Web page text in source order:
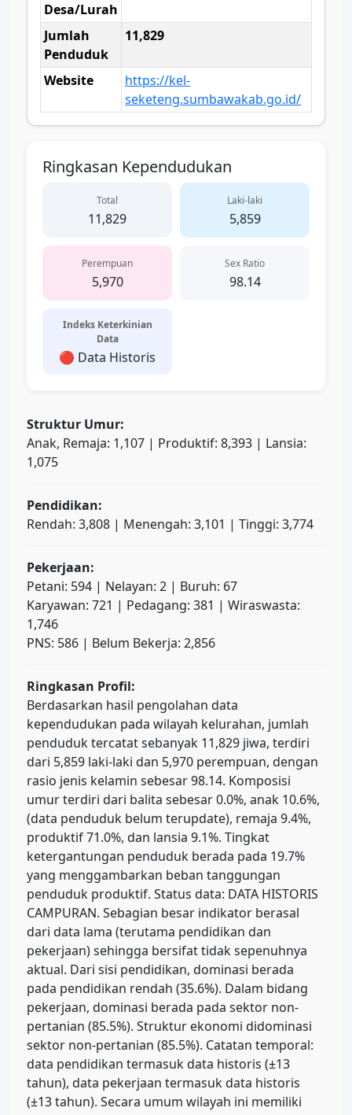
Desa/Lurah
Jumlah
Penduduk
11,829
Website
https://kel-
seketeng.sumbawakab.go.id/
Ringkasan Kependudukan
Total
11,829
Laki-laki
5,859
Perempuan
5,970
Sex Ratio
98.14
Indeks Keterkinian
Data
🔴 Data Historis
Struktur Umur:
Anak, Remaja: 1,107 | Produktif: 8,393 | Lansia:
1,075
Pendidikan:
Rendah: 3,808 | Menengah: 3,101 | Tinggi: 3,774
Pekerjaan:
Petani: 594 | Nelayan: 2 | Buruh: 67
Karyawan: 721 | Pedagang: 381 | Wiraswasta:
1,746
PNS: 586 | Belum Bekerja: 2,856
Ringkasan Profil:
Berdasarkan hasil pengolahan data
kependudukan pada wilayah kelurahan, jumlah
penduduk tercatat sebanyak 11,829 jiwa, terdiri
dari 5,859 laki-laki dan 5,970 perempuan, dengan
rasio jenis kelamin sebesar 98.14. Komposisi
umur terdiri dari balita sebesar 0.0%, anak 10.6%,
(data penduduk belum terupdate), remaja 9.4%,
produktif 71.0%, dan lansia 9.1%. Tingkat
ketergantungan penduduk berada pada 19.7%
yang menggambarkan beban tanggungan
penduduk produktif. Status data: DATA HISTORIS
CAMPURAN. Sebagian besar indikator berasal
dari data lama (terutama pendidikan dan
pekerjaan) sehingga bersifat tidak sepenuhnya
aktual. Dari sisi pendidikan, dominasi berada
pada pendidikan rendah (35.6%). Dalam bidang
pekerjaan, dominasi berada pada sektor non-
pertanian (85.5%). Struktur ekonomi didominasi
sektor non-pertanian (85.5%). Catatan temporal:
data pendidikan termasuk data historis (±13
tahun), data pekerjaan termasuk data historis
(±13 tahun). Secara umum wilayah ini memiliki